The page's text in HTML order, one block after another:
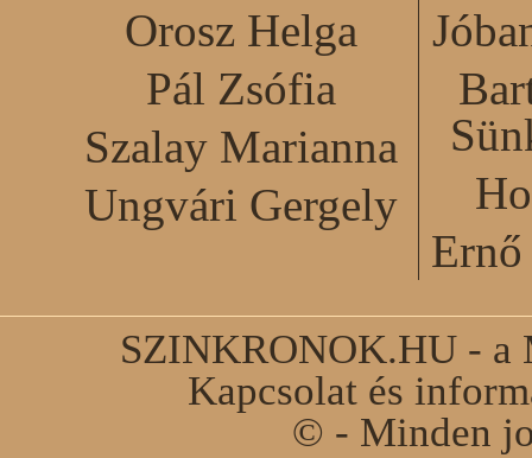
Orosz Helga
Pál Zsófia
Szalay Marianna
Ungvári Gergely
SZINKRONOK.HU - a
Kapcsolat és
© - Minden